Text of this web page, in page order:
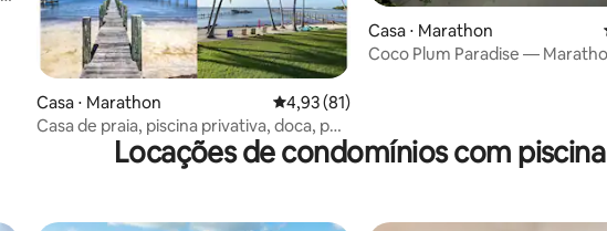
Casa ⋅ Marathon 4,93 de uma avaliação média de 5, 81
4,93 (81)
Casa de praia, piscina privativa, doca, pôr
do sol com vista para o golfo
Casa ⋅ Marathon
Coco Plum Paradise —
Locações de condomínios com piscina